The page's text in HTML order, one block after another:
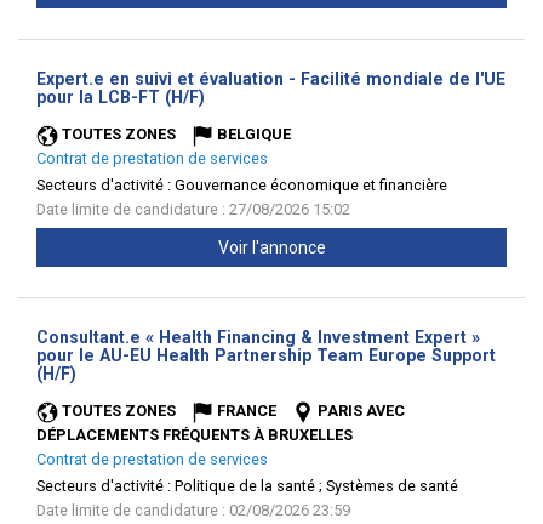
Expert.e en suivi et évaluation - Facilité mondiale de l'UE
pour la LCB-FT (H/F)
TOUTES ZONES
BELGIQUE
Contrat de prestation de services
Secteurs d'activité : Gouvernance économique et financière
Date limite de candidature : 27/08/2026 15:02
Voir l'annonce
Consultant.e « Health Financing & Investment Expert »
pour le AU-EU Health Partnership Team Europe Support
(H/F)
TOUTES ZONES FRANCE
PARIS AVEC
DÉPLACEMENTS FRÉQUENTS À BRUXELLES
Contrat de prestation de services
Secteurs d'activité : Politique de la santé ; Systèmes de santé
Date limite de candidature : 02/08/2026 23:59